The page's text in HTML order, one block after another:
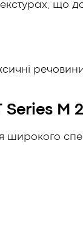
що
M
широкого